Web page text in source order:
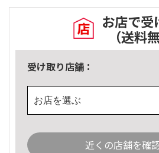
お店で受
（送料
受け取り店舗：
お店を選ぶ
近くの店舗を確